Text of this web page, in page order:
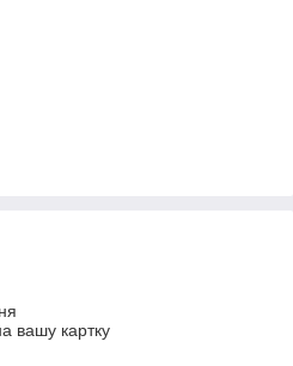
вашу картку